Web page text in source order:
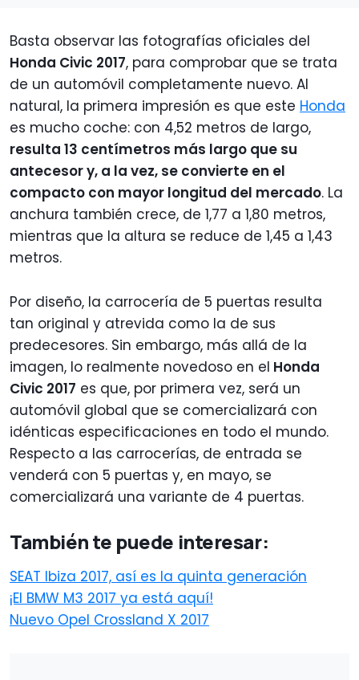
Basta observar las fotografías oficiales del
Honda Civic 2017, para comprobar que se trata
de un automóvil completamente nuevo. Al
natural, la primera impresión es que este Honda
es mucho coche: con 4,52 metros de largo,
resulta 13 centímetros más largo que su
antecesor y, a la vez, se convierte en el
compacto con mayor longitud del mercado. La
anchura también crece, de 1,77 a 1,80 metros,
mientras que la altura se reduce de 1,45 a 1,43
metros.
Por diseño, la carrocería de 5 puertas resulta
tan original y atrevida como la de sus
predecesores. Sin embargo, más allá de la
imagen, lo realmente novedoso en el Honda
Civic 2017 es que, por primera vez, será un
automóvil global que se comercializará con
idénticas especificaciones en todo el mundo.
Respecto a las carrocerías, de entrada se
venderá con 5 puertas y, en mayo, se
comercializará una variante de 4 puertas.
También te puede interesar:
SEAT Ibiza 2017, así es la quinta generación
¡El BMW M3 2017 ya está aquí!
Nuevo Opel Crossland X 2017